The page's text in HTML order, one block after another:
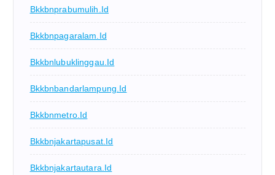
Bkkbnprabumulih.id
Bkkbnpagaralam.id
Bkkbnlubuklinggau.id
Bkkbnbandarlampung.id
Bkkbnmetro.id
Bkkbnjakartapusat.id
Bkkbnjakartautara.id